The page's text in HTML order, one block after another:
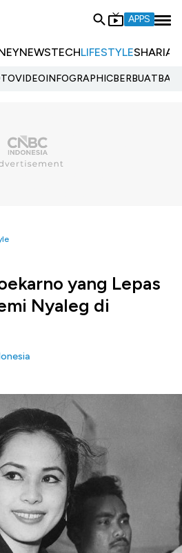
APPS
NEWSTECHLIFESTYLESHARIA
VIDEOINFOGRAPHIC
yang Lepas
Nyaleg di